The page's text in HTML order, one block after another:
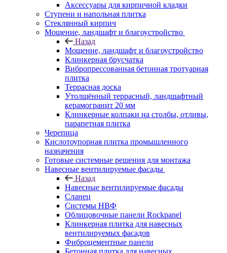
Аксессуары для кирпичной кладки
Ступени и напольная плитка
Cтеклянный кирпич
Мощение, ландшафт и благоустройство
Назад
Мощение, ландшафт и благоустройство
Клинкерная брусчатка
Вибропрессованная бетонная тротуарная
плитка
Террасная доска
Утолщённый террасный, ландшафтный
керамогранит 20 мм
Клинкерные колпаки на столбы, отливы,
парапетная плитка
Черепица
Кислотоупорная плитка промышленного
назначения
Готовые системные решения для монтажа
Навесные вентилируемые фасады
Назад
Навесные вентилируемые фасады
Сланец
Системы НВФ
Облицовочные панели Rockpanel
Клинкерная плитка для навесных
вентилируемых фасадов
Фиброцементные панели
Бетонная плитка для навесных